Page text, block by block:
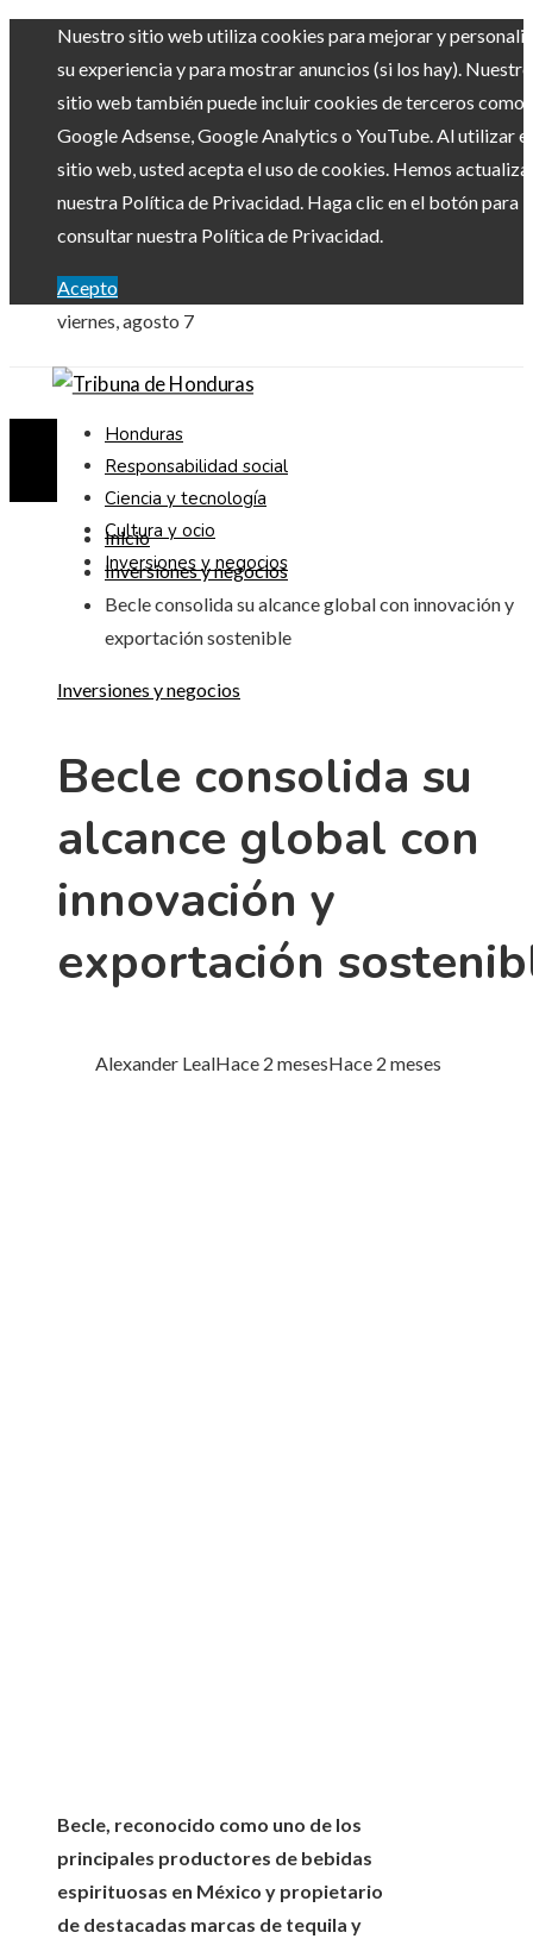
Nuestro sitio web utiliza cookies para mejorar y
su experiencia y para mostrar anuncios (si los hay). Nuestro
sitio web también puede incluir cookies de terceros como
Google Adsense, Google Analytics o YouTube. Al utilizar el
sitio web, usted acepta el uso de cookies. Hemos
nuestra Política de Privacidad. Haga clic en el botón para
consultar nuestra Política de Privacidad.
Acepto
viernes, agosto 7
Honduras
Responsabilidad social
Ciencia y tecnología
Cultura y ocio
Inversiones y negocios
Inicio
Inversiones y negocios
Becle consolida su alcance global con innovación y
exportación sostenible
Inversiones y negocios
Becle consolida su
alcance global con
innovación y
exportación
Alexander LealHace 2 mesesHace 2 meses
Becle, reconocido como uno de los
principales productores de bebidas
espirituosas en México y propietario
de destacadas marcas de tequila y